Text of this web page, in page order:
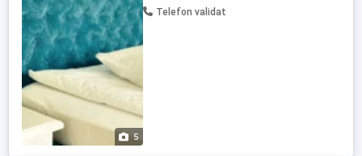
5
povești Clădirea este un monument istoric
Telefon validat